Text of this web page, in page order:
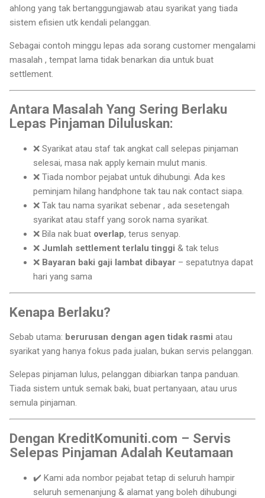
ahlong yang tak bertanggungjawab atau syarikat yang tiada
sistem efisien utk kendali pelanggan.
Sebagai contoh minggu lepas ada sorang customer mengalami
masalah , tempat lama tidak benarkan dia untuk buat
settlement.
Antara Masalah Yang Sering Berlaku
Lepas Pinjaman Diluluskan:
❌ Syarikat atau staf tak angkat call selepas pinjaman
selesai, masa nak apply kemain mulut manis.
❌ Tiada nombor pejabat untuk dihubungi. Ada kes
peminjam hilang handphone tak tau nak contact siapa.
❌ Tak tau nama syarikat sebenar , ada sesetengah
syarikat atau staff yang sorok nama syarikat.
❌ Bila nak buat overlap, terus senyap.
❌ Jumlah settlement terlalu tinggi & tak telus
❌ Bayaran baki gaji lambat dibayar – sepatutnya dapat
hari yang sama
Kenapa Berlaku?
Sebab utama: berurusan dengan agen tidak rasmi atau
syarikat yang hanya fokus pada jualan, bukan servis pelanggan.
Selepas pinjaman lulus, pelanggan dibiarkan tanpa panduan.
Tiada sistem untuk semak baki, buat pertanyaan, atau urus
semula pinjaman.
Dengan KreditKomuniti.com – Servis
Selepas Pinjaman Adalah Keutamaan
✔️ Kami ada nombor pejabat tetap di seluruh hampir
seluruh semenanjung & alamat yang boleh dihubungi